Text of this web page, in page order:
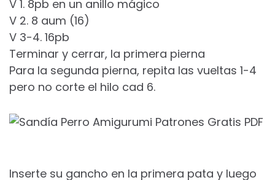
V 1. 8pb en un anillo mágico
V 2. 8 aum (16)
V 3-4. 16pb
Terminar y cerrar, la primera pierna
Para la segunda pierna, repita las vueltas 1-4
pero no corte el hilo cad 6.
Inserte su gancho en la primera pata y luego